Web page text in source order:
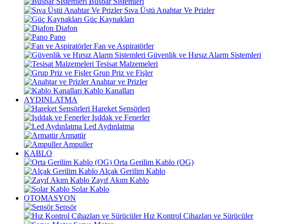
Sıva Üstü Anahtar Ve Prizler
Güç Kaynakları
Diafon
Pano
Fan ve Aspiratörler
Güvenlik ve Hırsız Alarm Sistemleri
Tesisat Malzemeleri
Grup Priz ve Fişler
Anahtar ve Prizler
Kablo Kanalları
AYDINLATMA
Hareket Sensörleri
Işıldak ve Fenerler
Led Aydınlatma
Armatür
Ampuller
KABLO
Orta Gerilim Kablo (OG)
Alçak Gerilim Kablo
Zayıf Akım Kablo
Solar Kablo
OTOMASYON
Sensör
Hız Kontrol Cihazları ve Sürücüler